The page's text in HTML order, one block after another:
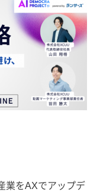
業をAXでアップデ